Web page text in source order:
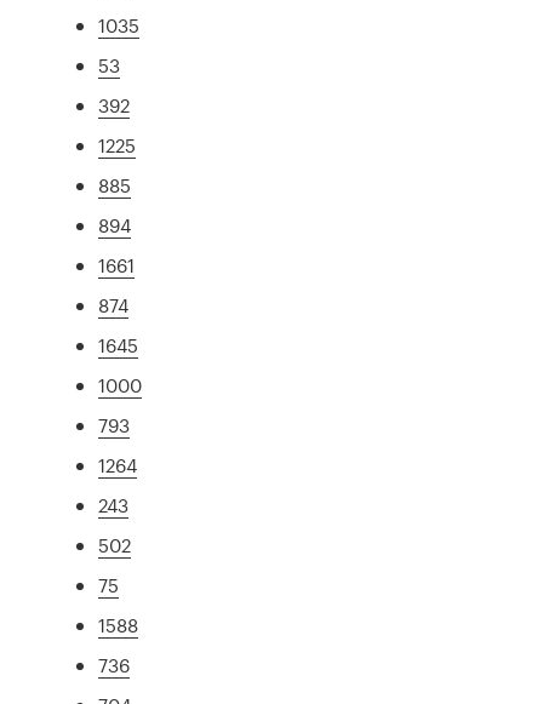
1035
53
392
1225
885
894
1661
874
1645
1000
793
1264
243
502
75
1588
736